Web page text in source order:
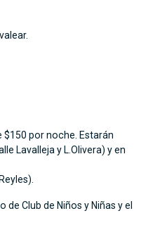
$150 por noche. Estarán
Lavalleja y L.Olivera) y en
Club de Niños y Niñas y el